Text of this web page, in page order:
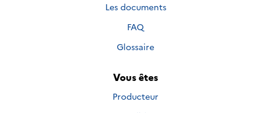
Les documents
FAQ
Glossaire
Vous êtes
Producteur